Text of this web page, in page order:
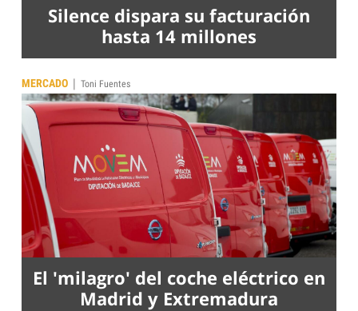
Silence dispara su facturación
hasta 14 millones
MERCADO | Toni Fuentes
El 'milagro' del coche eléctrico en
Madrid y Extremadura